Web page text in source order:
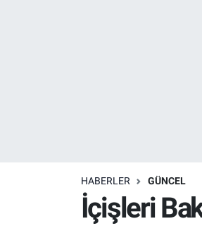
HABERLER GÜNCEL
İçişleri